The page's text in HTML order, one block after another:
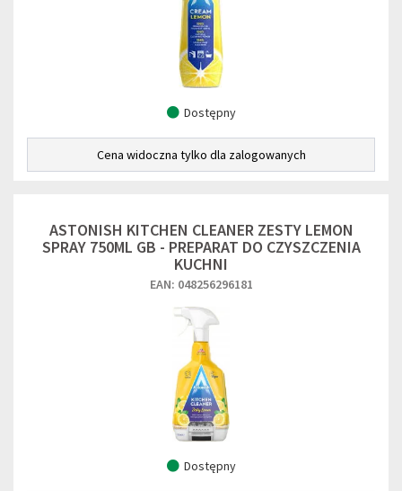
Dostępny
Cena widoczna tylko dla zalogowanych
ASTONISH KITCHEN CLEANER ZESTY LEMON
SPRAY 750ML GB - PREPARAT DO CZYSZCZENIA
KUCHNI
EAN: 048256296181
Dostępny